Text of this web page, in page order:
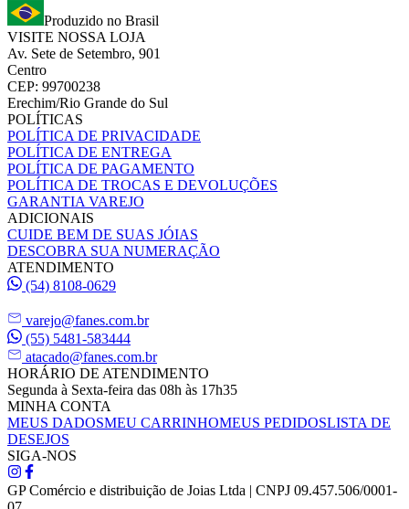
Produzido no Brasil
VISITE NOSSA LOJA
Av. Sete de Setembro, 901
Centro
CEP: 99700238
Erechim/Rio Grande do Sul
POLÍTICAS
POLÍTICA DE PRIVACIDADE
POLÍTICA DE ENTREGA
POLÍTICA DE PAGAMENTO
POLÍTICA DE TROCAS E DEVOLUÇÕES
GARANTIA VAREJO
ADICIONAIS
CUIDE BEM DE SUAS JÓIAS
DESCOBRA SUA NUMERAÇÃO
ATENDIMENTO
(54) 8108-0629
varejo@fanes.com.br
(55) 5481-583444
atacado@fanes.com.br
HORÁRIO DE ATENDIMENTO
Segunda à Sexta-feira das 08h às 17h35
MINHA CONTA
MEUS DADOSMEU CARRINHOMEUS PEDIDOSLISTA DE
DESEJOS
SIGA-NOS
GP Comércio e distribuição de Joias Ltda | CNPJ 09.457.506/0001-